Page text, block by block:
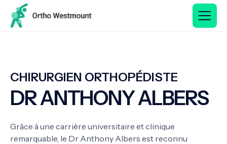
CHIRURGIEN ORTHOPÉDISTE
DR ANTHONY ALBERS
Grâce à une carrière universitaire et clinique
remarquable, le Dr Anthony Albers est reconnu